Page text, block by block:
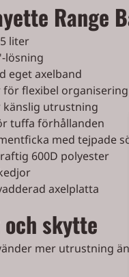
Range
liter
lösning
eget axelband
för flexibel organisering
känslig utrustning
tuffa förhållanden
med tejpade
600D polyester
axelplatta
skytte
mer utrustning